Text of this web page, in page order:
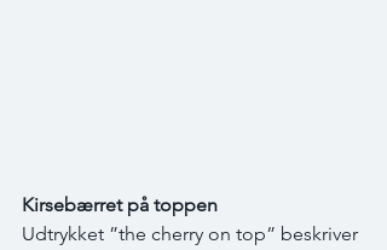
Kirsebærret på toppen
Udtrykket ”the cherry on top” beskriver